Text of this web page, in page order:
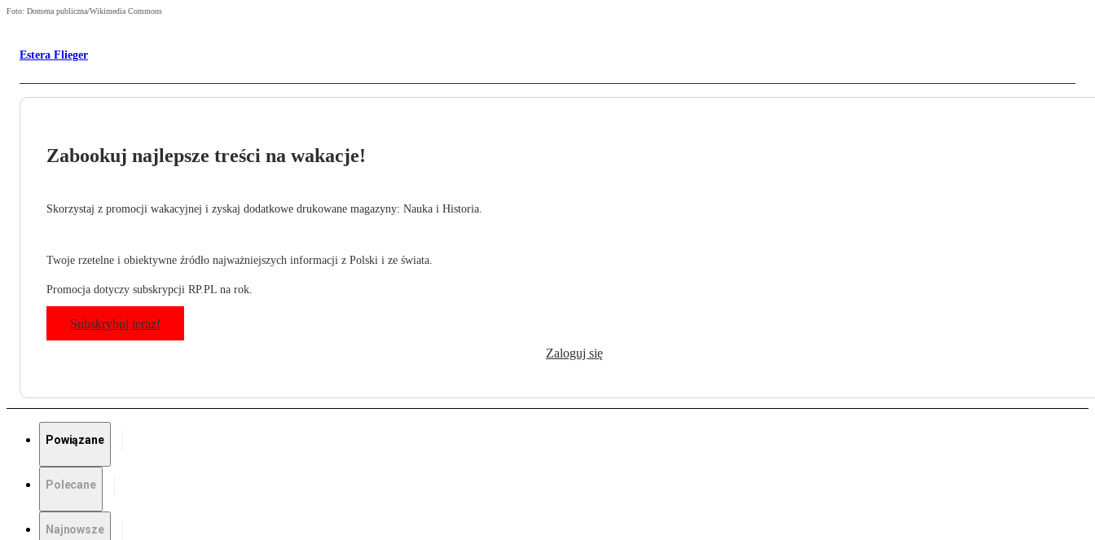
Foto: Domena publiczna/Wikimedia Commons
Estera Flieger
Zabookuj najlepsze treści na wakacje!
Skorzystaj z promocji wakacyjnej i zyskaj dodatkowe drukowane magazyny: Nauka i Historia.
Twoje rzetelne i obiektywne źródło najważniejszych informacji z Polski i ze świata.
Promocja dotyczy subskrypcji RP.PL na rok.
Subskrybuj teraz!
Zaloguj się
Powiązane
Polecane
Najnowsze